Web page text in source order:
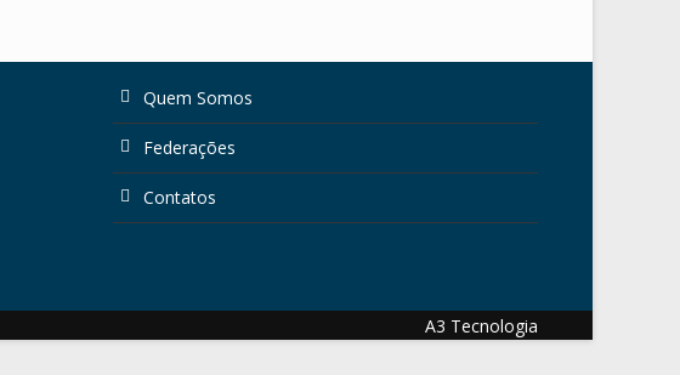
Quem Somos
Federações
Contatos
A3 Tecnologia